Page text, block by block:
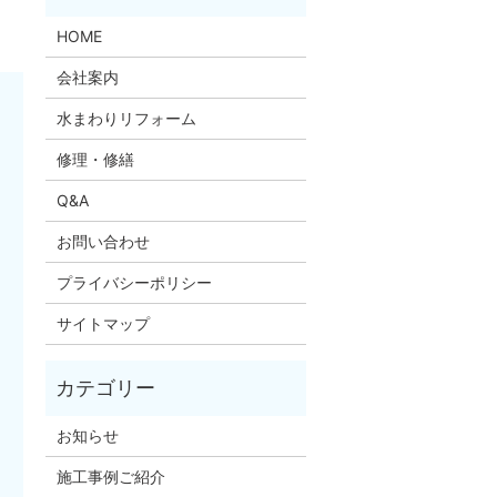
HOME
会社案内
水まわりリフォーム
修理・修繕
Q&A
お問い合わせ
プライバシーポリシー
サイトマップ
お知らせ
施工事例ご紹介